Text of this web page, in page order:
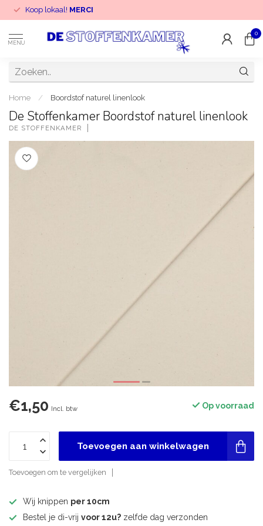
Koop lokaal! MERCI
MENU
0
Home / Boordstof naturel linenlook
De Stoffenkamer Boordstof naturel linenlook
DE STOFFENKAMER
€1,50 Incl. btw Op voorraad
Toevoegen aan winkelwagen
Toevoegen om te vergelijken
Wij knippen per 10cm
Bestel je di-vrij voor 12u? zelfde dag verzonden